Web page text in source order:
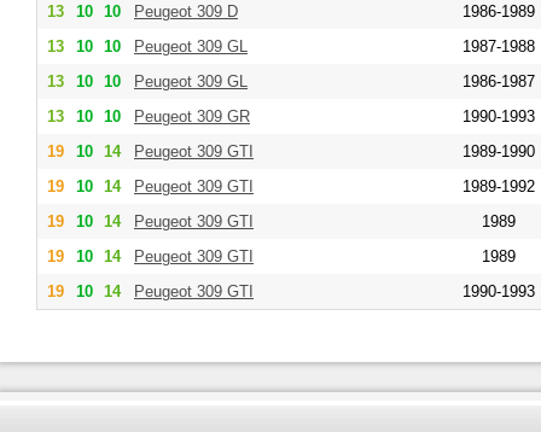
13
10 10 Peugeot 309 D
1986-1989
13
10 10 Peugeot 309 GL
1987-1988
13
10 10 Peugeot 309 GL
1986-1987
13
10 10 Peugeot 309 GR
1990-1993
19
10 14 Peugeot 309 GTI
1989-1990
19
10 14 Peugeot 309 GTI
1989-1992
19
10 14 Peugeot 309 GTI
1989
19
10 14 Peugeot 309 GTI
1989
19
10 14 Peugeot 309 GTI 1990-1993